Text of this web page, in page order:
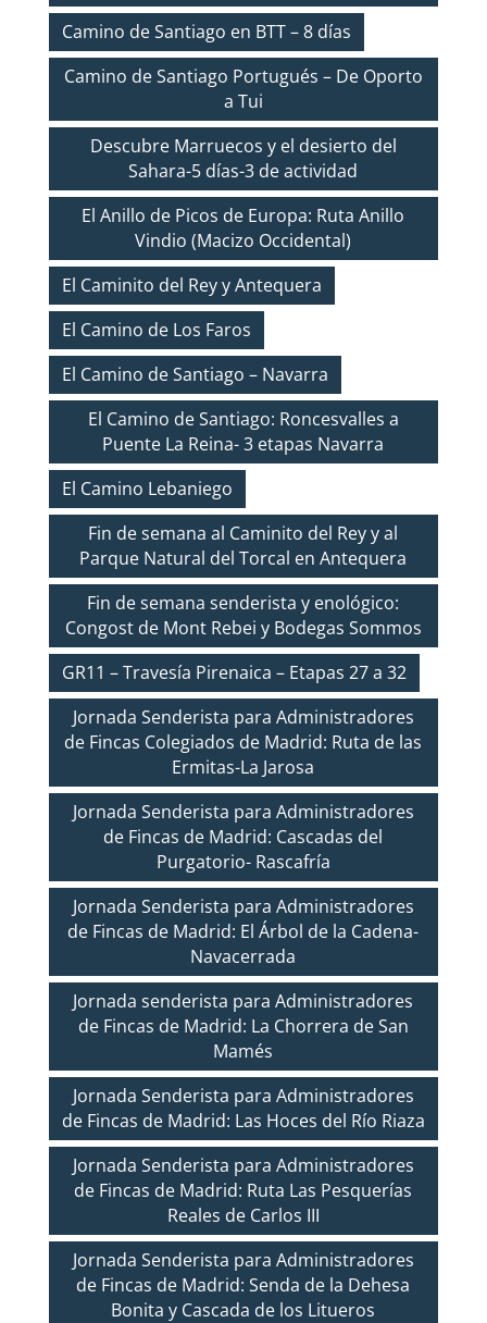
Camino de Santiago en BTT – 8 días
Camino de Santiago Portugués – De Oporto
a Tui
Descubre Marruecos y el desierto del
Sahara-5 días-3 de actividad
El Anillo de Picos de Europa: Ruta Anillo
Vindio (Macizo Occidental)
El Caminito del Rey y Antequera
El Camino de Los Faros
El Camino de Santiago – Navarra
El Camino de Santiago: Roncesvalles a
Puente La Reina- 3 etapas Navarra
El Camino Lebaniego
Fin de semana al Caminito del Rey y al
Parque Natural del Torcal en Antequera
Fin de semana senderista y enológico:
Congost de Mont Rebei y Bodegas Sommos
GR11 – Travesía Pirenaica – Etapas 27 a 32
Jornada Senderista para Administradores
de Fincas Colegiados de Madrid: Ruta de las
Ermitas-La Jarosa
Jornada Senderista para Administradores
de Fincas de Madrid: Cascadas del
Purgatorio- Rascafría
Jornada Senderista para Administradores
de Fincas de Madrid: El Árbol de la Cadena-
Navacerrada
Jornada senderista para Administradores
de Fincas de Madrid: La Chorrera de San
Mamés
Jornada Senderista para Administradores
de Fincas de Madrid: Las Hoces del Río Riaza
Jornada Senderista para Administradores
de Fincas de Madrid: Ruta Las Pesquerías
Reales de Carlos III
Jornada Senderista para Administradores
de Fincas de Madrid: Senda de la Dehesa
Bonita y Cascada de los Litueros